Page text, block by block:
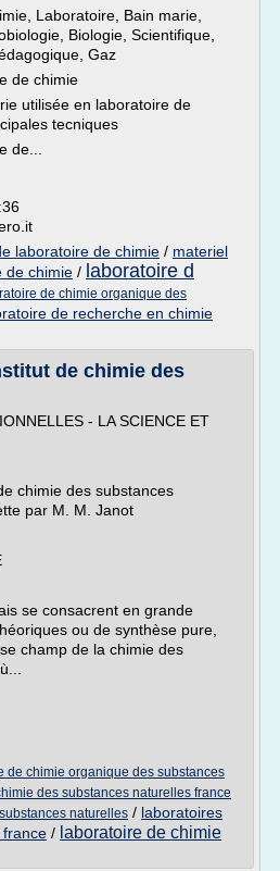
Laboratoire, Bain marie,
Biologie, Scientifique,
Gaz
de chimie
utilisée en laboratoire de
tecniques
de...
laboratoire de chimie / materiel
de chimie / laboratoire d
de chimie organique des
de recherche en chimie
de chimie des
- LA SCIENCE ET
chimie des substances
par M. M. Janot
se consacrent en grande
ou de synthèse pure,
champ de la chimie des
de chimie organique des substances
des substances naturelles france
naturelles / laboratoires
/ laboratoire de chimie